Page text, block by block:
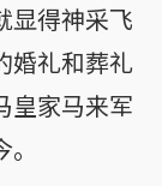
显得神采飞
婚礼和葬礼
皇家马来军